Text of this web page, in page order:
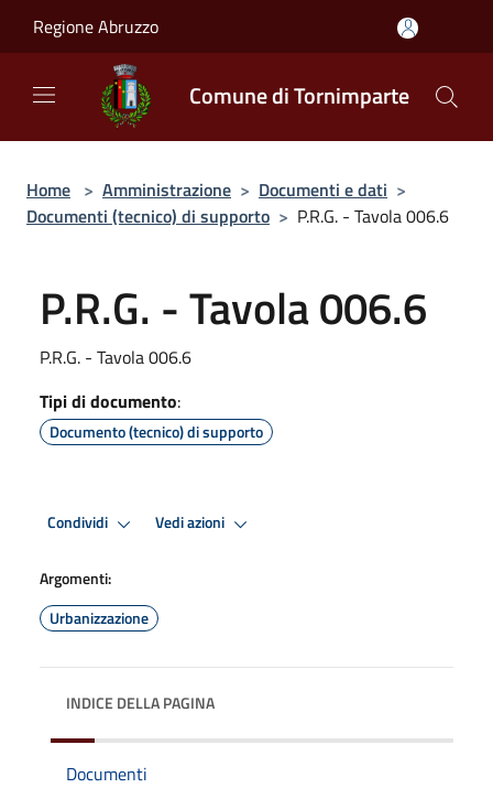
Regione Abruzzo
Comune di Tornimparte
Home > Amministrazione > Documenti e dati >
Documenti (tecnico) di supporto > P.R.G. - Tavola 006.6
P.R.G. - Tavola 006.6
P.R.G. - Tavola 006.6
Tipi di documento:
Documento (tecnico) di supporto
Condividi Vedi azioni
Argomenti:
Urbanizzazione
INDICE DELLA PAGINA
Documenti